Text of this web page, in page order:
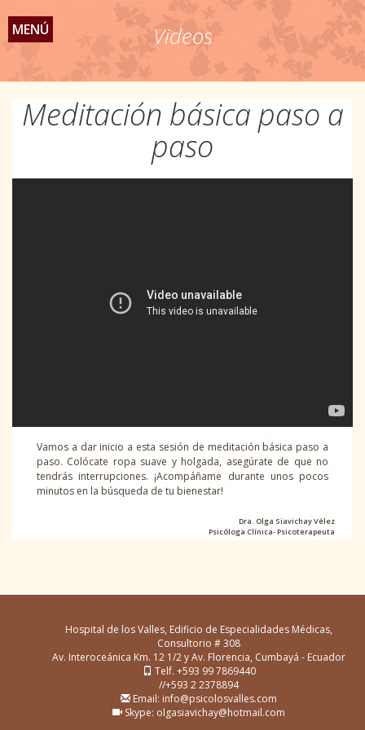
MENÚ Videos
Meditación básica paso a
paso
Vamos a dar inicio a esta sesión de meditación básica paso a
paso. Colócate ropa suave y holgada, asegúrate de que no
tendrás interrupciones. ¡Acompáñame durante unos pocos
minutos en la búsqueda de tu bienestar!
Dra. Olga Siavichay Vélez
Psicóloga Clínica- Psicoterapeuta
Hospital de los Valles, Edificio de Especialidades Médicas,
Consultorio # 308
Av. Interoceánica Km. 12 1/2 y Av. Florencia, Cumbayá - Ecuador
Telf. +593 99 7869440
//+593 2 2378894
Email: info@psicolosvalles.com
Skype: olgasiavichay@hotmail.com